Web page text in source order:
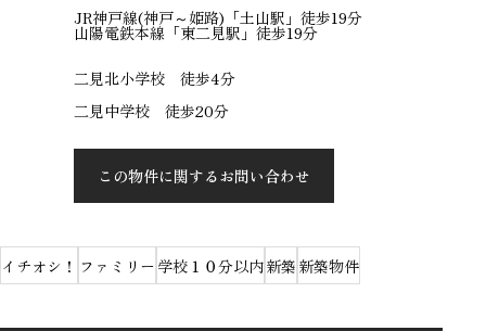
JR神戸線(神戸～姫路)「土山駅」徒歩19分
山陽電鉄本線「東二見駅」徒歩19分
二見北小学校 徒歩4分
二見中学校 徒歩20分
この物件に関するお問い合わせ
イチオシ！ ファミリー 学校１０分以内新築 新築物件